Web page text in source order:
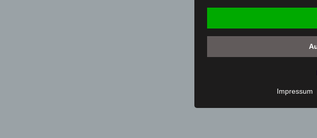
oder eine andere Form der
die Einschränkung, das
d) Einschränkung
Einschränkung der
Profiling ist jede Art der
Daten, die darin besteht,
werden, um bestimmte
Impressum